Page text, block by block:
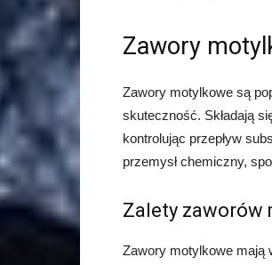
Zawory
Zawory motylkowe są
skuteczność. Składają
kontrolując przepływ
przemysł chemiczny,
Zalety zaworów
Zawory motylkowe mają